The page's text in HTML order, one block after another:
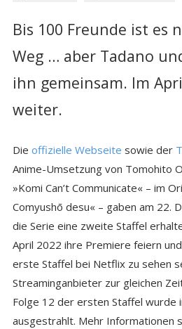
Bis 100 Freunde ist es
Weg … aber Tadano
ihn gemeinsam. Im
weiter.
Die offizielle Webseite sowie der
Anime-Umsetzung von Tomohito
»Komi Can’t Communicate« – im
Comyushō desu« – gaben am 22.
die Serie eine zweite Staffel
April 2022 ihre Premiere feiern
erste Staffel bei Netflix zu sehen
Streaminganbieter zur gleichen
Folge 12 der ersten Staffel wurde
ausgestrahlt. Mehr Informationen